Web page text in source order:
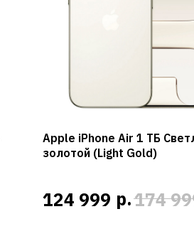
Apple iPhone Air 1 ТБ
золотой (Light Gold)
124 999 р.174